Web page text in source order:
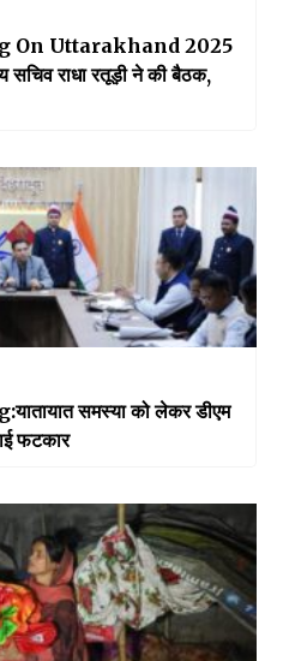
On Uttarakhand 2025
राधा रतूड़ी ने की बैठक,
समस्या को लेकर डीएम
फटकार